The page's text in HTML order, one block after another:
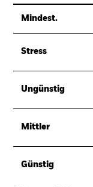
Mindest.
Stress
Ungünstig
Mittler
Günstig